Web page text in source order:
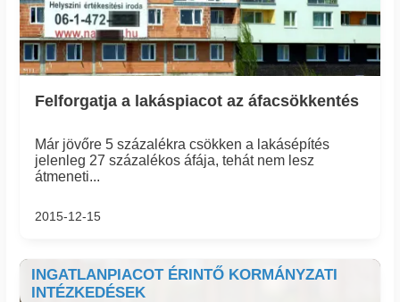
Felforgatja a lakáspiacot az áfacsökkentés
Már jövőre 5 százalékra csökken a lakásépítés
jelenleg 27 százalékos áfája, tehát nem lesz
átmeneti...
2015-12-15
INGATLANPIACOT ÉRINTŐ KORMÁNYZATI
INTÉZKEDÉSEK